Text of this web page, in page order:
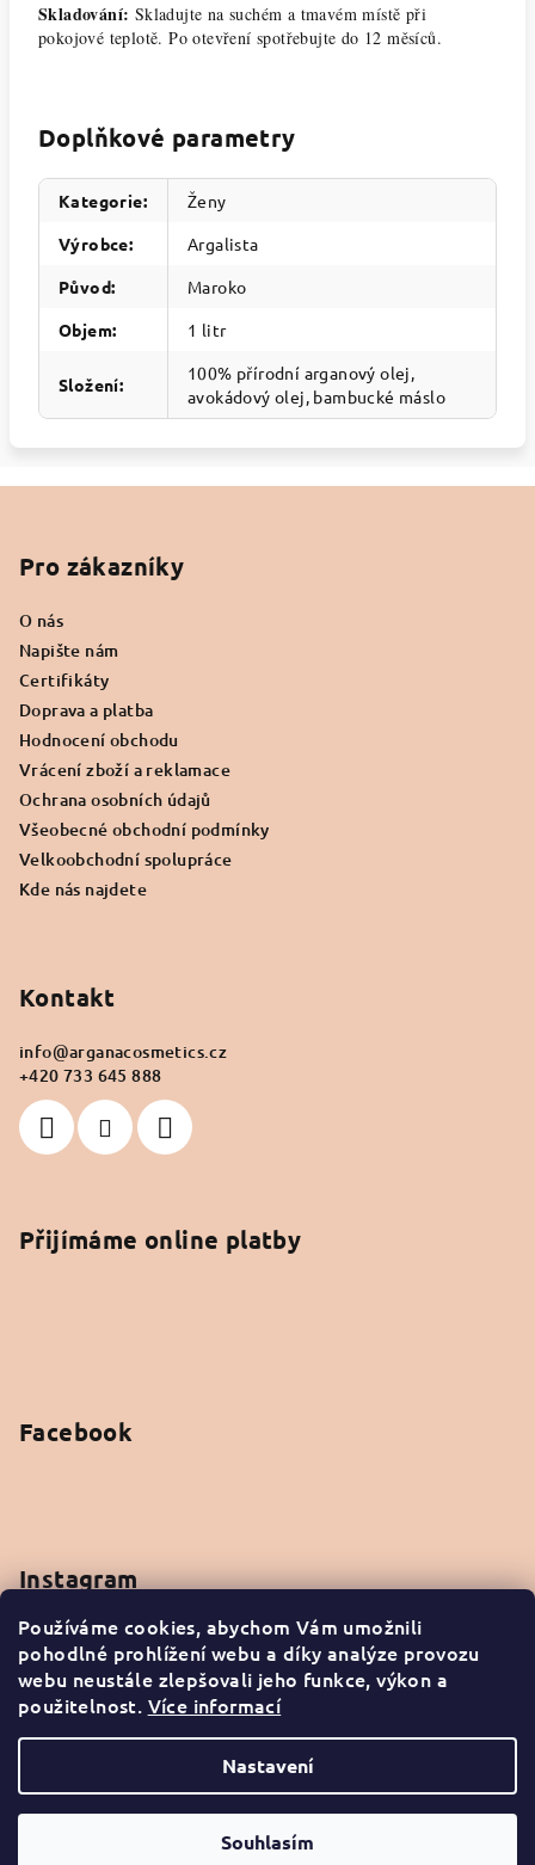
Používáme cookies, abychom Vám umožnili
pohodlné prohlížení webu a díky analýze provozu
webu neustále zlepšovali jeho funkce, výkon a
použitelnost. Více informací
Nastavení
Souhlasím
Skladování: Skladujte na suchém a tmavém místě při
pokojové teplotě. Po otevření spotřebujte do 12 měsíců.
Doplňkové parametry
Kategorie:
Ženy
Výrobce:
Argalista
Původ:
Maroko
Objem: 1 litr
Složení:
100% přírodní arganový olej,
avokádový olej, bambucké máslo
Pro zákazníky
O nás
Napište nám
Certifikáty
Doprava a platba
Hodnocení obchodu
Vrácení zboží a reklamace
Ochrana osobních údajů
Všeobecné obchodní podmínky
Velkoobchodní spolupráce
Kde nás najdete
Kontakt
info@arganacosmetics.cz
+420 733 645 888
Přijímáme online platby
Facebook
Instagram
Sledovat na Instagramu
Copyright 2026arganacosmetics. Všechna práva
vyhrazena.